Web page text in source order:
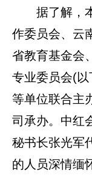
据了解，
作委员会、云
省教育基金会
专业委员会(
等单位联合主
司承办。中红
秘书长张光军
的人员深情缅